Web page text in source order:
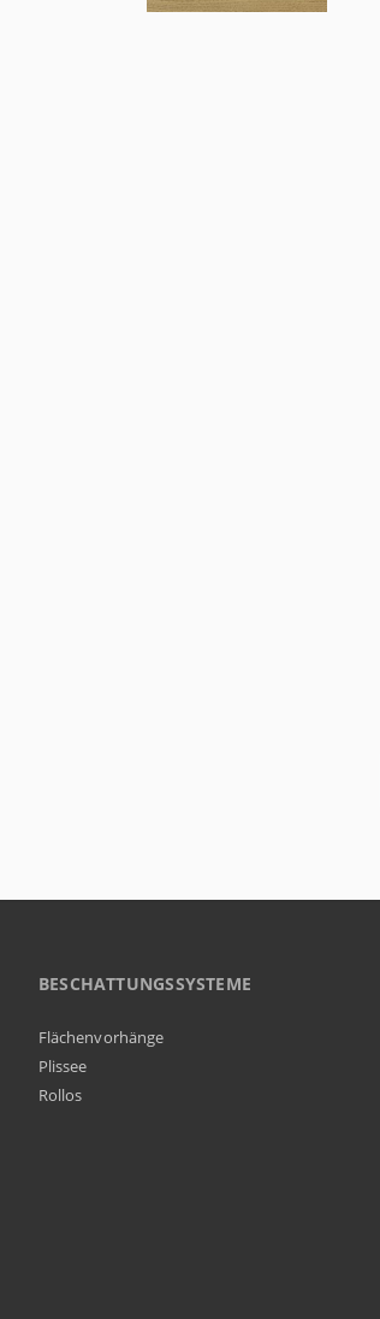
BESCHATTUNGSSYSTEME
Flächenvorhänge
Plissee
Rollos